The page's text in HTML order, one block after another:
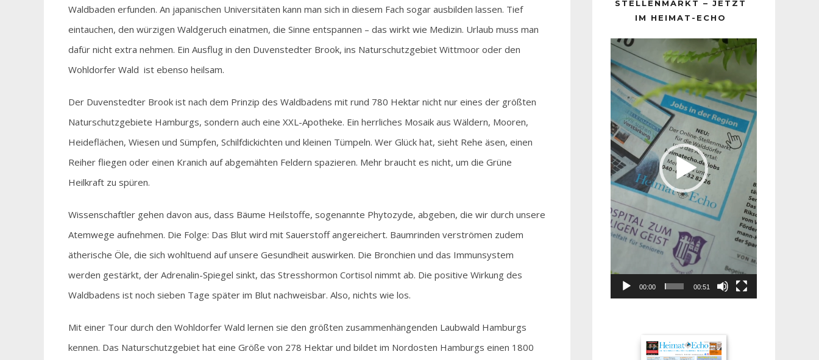
Waldbaden erfunden. An japanischen Universitäten kann man sich in diesem Fach sogar ausbilden lassen. Tief
eintauchen, den würzigen Waldgeruch einatmen, die Sinne entspannen – das wirkt wie Medizin. Urlaub muss man
dafür nicht extra nehmen. Ein Ausflug in den Duvenstedter Brook, ins Naturschutzgebiet Wittmoor oder den
Wohldorfer Wald ist ebenso heilsam.
Der Duvenstedter Brook ist nach dem Prinzip des Waldbadens mit rund 780 Hektar nicht nur eines der größten
Naturschutzgebiete Hamburgs, sondern auch eine XXL-Apotheke. Ein herrliches Mosaik aus Wäldern, Mooren,
Heideflächen, Wiesen und Sümpfen, Schilfdickichten und kleinen Tümpeln. Wer Glück hat, sieht Rehe äsen, einen
Reiher fliegen oder einen Kranich auf abgemähten Feldern spazieren. Mehr braucht es nicht, um die Grüne
Heilkraft zu spüren.
Wissenschaftler gehen davon aus, dass Bäume Heilstoffe, sogenannte Phytozyde, abgeben, die wir durch unsere
Atemwege aufnehmen. Die Folge: Das Blut wird mit Sauerstoff angereichert. Baumrinden verströmen zudem
ätherische Öle, die sich wohltuend auf unsere Gesundheit auswirken. Die Bronchien und das Immunsystem
werden gestärkt, der Adrenalin-Spiegel sinkt, das Stresshormon Cortisol nimmt ab. Die positive Wirkung des
Waldbadens ist noch sieben Tage später im Blut nachweisbar. Also, nichts wie los.
Mit einer Tour durch den Wohldorfer Wald lernen sie den größten zusammenhängenden Laubwald Hamburgs
kennen. Das Naturschutzgebiet hat eine Größe von 278 Hektar und bildet im Nordosten Hamburgs einen 1800
STELLENMARKT – JETZT
IM HEIMAT-ECHO
Player
00:00 00:51